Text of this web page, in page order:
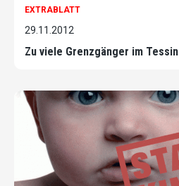
EXTRABLATT
29.11.2012
Zu viele Grenzgänger im Tessin